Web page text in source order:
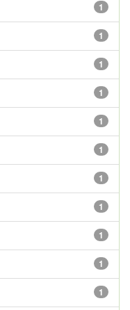
1
1
1
1
1
1
1
1
1
1
1